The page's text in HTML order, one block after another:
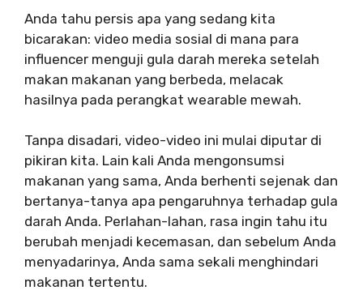
Anda tahu persis apa yang sedang kita
bicarakan: video media sosial di mana para
influencer menguji gula darah mereka setelah
makan makanan yang berbeda, melacak
hasilnya pada perangkat wearable mewah.
Tanpa disadari, video-video ini mulai diputar di
pikiran kita. Lain kali Anda mengonsumsi
makanan yang sama, Anda berhenti sejenak dan
bertanya-tanya apa pengaruhnya terhadap gula
darah Anda. Perlahan-lahan, rasa ingin tahu itu
berubah menjadi kecemasan, dan sebelum Anda
menyadarinya, Anda sama sekali menghindari
makanan tertentu.